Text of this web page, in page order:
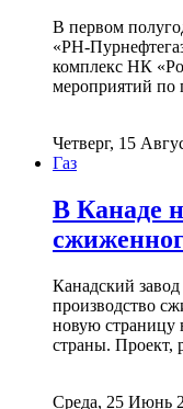
В первом
«РН-
комплекс НК
мероприятий по
Четверг, 15
Газ
В Канаде
Канадский
производство
новую страницу
страны. Проект,
Среда, 25 Июнь